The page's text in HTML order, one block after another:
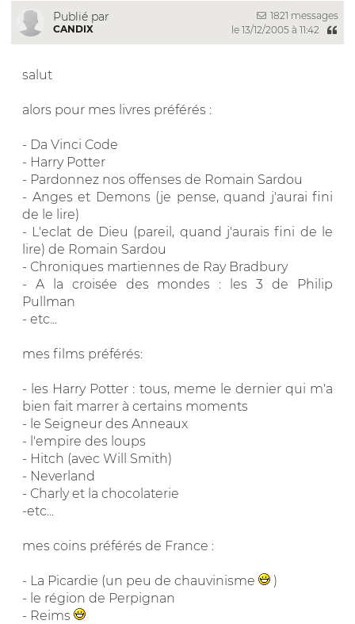
Publié par
CANDIX
1821 messages
le 13/12/2005 à 11:42
salut
alors pour mes livres préférés :
- Da Vinci Code
- Harry Potter
- Pardonnez nos offenses de Romain Sardou
- Anges et Demons (je pense, quand j'aurai fini
de le lire)
- L'eclat de Dieu (pareil, quand j'aurais fini de le
lire) de Romain Sardou
- Chroniques martiennes de Ray Bradbury
- A la croisée des mondes : les 3 de Philip
Pullman
- etc...
mes films préférés:
- les Harry Potter : tous, meme le dernier qui m'a
bien fait marrer à certains moments
- le Seigneur des Anneaux
- l'empire des loups
- Hitch (avec Will Smith)
- Neverland
- Charly et la chocolaterie
-etc...
mes coins préférés de France :
- La Picardie (un peu de chauvinisme
)
- le région de Perpignan
- Reims